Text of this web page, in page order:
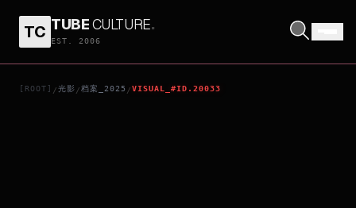
TC TUBECULTURE.
EST. 2006
[ROOT] /光影 /档案_2025 /VISUAL_#ID.20033
I WANT TO BE RICH